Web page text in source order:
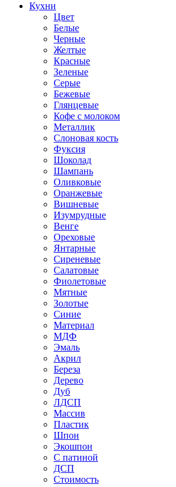
Кухни
Цвет
Белые
Черные
Желтые
Красные
Зеленые
Серые
Бежевые
Глянцевые
Кофе с молоком
Металлик
Слоновая кость
Фуксия
Шоколад
Шампань
Оливковые
Оранжевые
Вишневые
Изумрудные
Венге
Ореховые
Янтарные
Сиреневые
Салатовые
Фиолетовые
Мятные
Золотые
Синие
Материал
МДФ
Эмаль
Акрил
Береза
Дерево
Дуб
ЛДСП
Массив
Пластик
Шпон
Экошпон
С патиной
ДСП
Стоимость